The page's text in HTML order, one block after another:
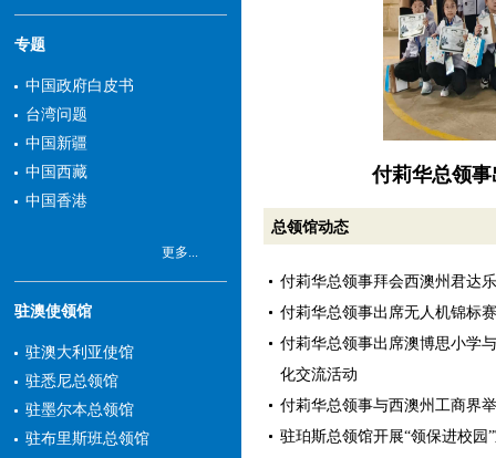
专题
中国政府白皮书
台湾问题
中国新疆
中国西藏
中国香港
更多...
驻澳使领馆
驻澳大利亚使馆
驻悉尼总领馆
驻墨尔本总领馆
驻布里斯班总领馆
付莉华总领
总领馆动态
付莉华总领事拜会西澳州君达
付莉华总领事出席无人机锦标
付莉华总领事出席澳博思小学
化交流活动
付莉华总领事与西澳州工商界
驻珀斯总领馆开展“领保进校园